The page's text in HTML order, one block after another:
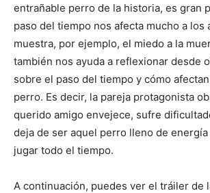
entrañable perro de la historia, es gran
paso del tiempo nos afecta mucho a los
muestra, por ejemplo, el miedo a la
también nos ayuda a reflexionar desde
sobre el paso del tiempo y cómo
perro. Es decir, la pareja protagonista
querido amigo envejece, sufre
deja de ser aquel perro lleno de energía
jugar todo el tiempo.
A continuación, puedes ver el tráiler de